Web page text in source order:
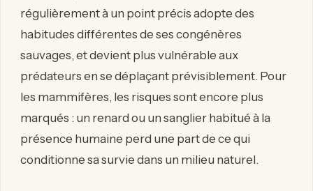
régulièrement à un point précis adopte des
habitudes différentes de ses congénères
sauvages, et devient plus vulnérable aux
prédateurs en se déplaçant prévisiblement. Pour
les mammifères, les risques sont encore plus
marqués : un renard ou un sanglier habitué à la
présence humaine perd une part de ce qui
conditionne sa survie dans un milieu naturel.